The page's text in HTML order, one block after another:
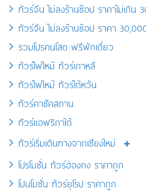
ทัวร์จีน ไม่ลงร้านช้อป ราคาไม่เกิน
ทัวร์จีน ไม่ลงร้านช้อป ราคา
รวมโปรคนโสด ฟรีพักเดี่ยว
ทัวร์ไฟไหม้ ทัวร์เกาหลี
ทัวร์ไฟไหม้ ทัวร์ไต้หวัน
ทัวร์คาซัคสถาน
ทัวร์แอฟริกาใต้
ทัวร์เริ่มเดินทางจากเชียงใหม่
โปรโมชั่น ทัวร์ฮ่องกง ราคาถูก
โปนโมชั่น ทัวร์ยุโรป ราคาถูก